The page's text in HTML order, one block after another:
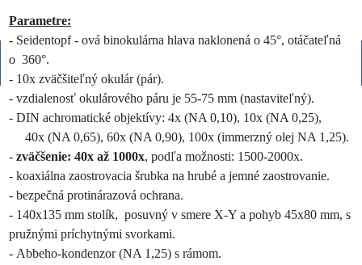
Parametre:
- Seidentopf - ová binokulárna hlava naklonená o 45°, otáčateľná
o 360°.
- 10x zväčšiteľný okulár (pár).
- vzdialenosť okulárového páru je 55-75 mm (nastaviteľný).
- DIN achromatické objektívy: 4x (NA 0,10), 10x (NA 0,25),
40x (NA 0,65), 60x (NA 0,90), 100x (immerzný olej NA 1,25).
- zväčšenie: 40x až 1000x, podľa možnosti: 1500-2000x.
- koaxiálna zaostrovacia šrubka na hrubé a jemné zaostrovanie.
- bezpečná protinárazová ochrana.
- 140x135 mm stolík, posuvný v smere X-Y a pohyb 45x80 mm, s
pružnými príchytnými svorkami.
- Abbeho-kondenzor (NA 1,25) s rámom.